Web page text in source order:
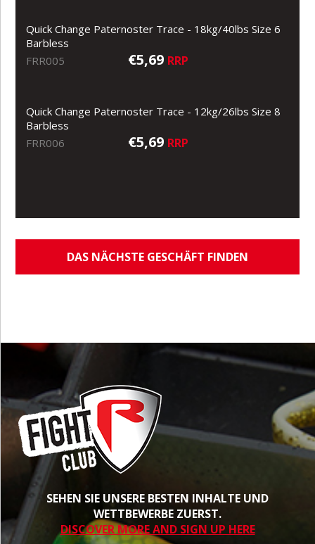
Quick Change Paternoster Trace - 18kg/40lbs Size 6
Barbless
FRR005
€5,69 RRP
Quick Change Paternoster Trace - 12kg/26lbs Size 8
Barbless
FRR006
€5,69 RRP
DAS NÄCHSTE GESCHÄFT FINDEN
SEHEN SIE UNSERE BESTEN INHALTE UND
WETTBEWERBE ZUERST.
DISCOVER MORE AND SIGN UP HERE